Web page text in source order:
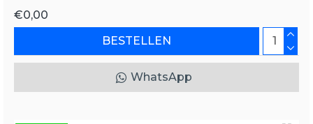
€0,00
BESTELLEN
WhatsApp